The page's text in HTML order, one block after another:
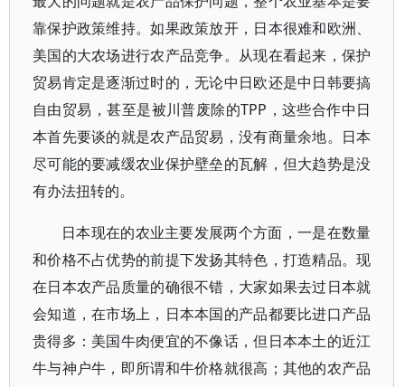
靠保护政策维持。如果政策放开，日本很难和欧洲、
美国的大农场进行农产品竞争。从现在看起来，保护
贸易肯定是逐渐过时的，无论中日欧还是中日韩要搞
自由贸易，甚至是被川普废除的TPP，这些合作中日
本首先要谈的就是农产品贸易，没有商量余地。日本
尽可能的要减缓农业保护壁垒的瓦解，但大趋势是没
有办法扭转的。
日本现在的农业主要发展两个方面，一是在数量
和价格不占优势的前提下发扬其特色，打造精品。现
在日本农产品质量的确很不错，大家如果去过日本就
会知道，在市场上，日本本国的产品都要比进口产品
贵得多：美国牛肉便宜的不像话，但日本本土的近江
牛与神户牛，即所谓和牛价格就很高；其他的农产品